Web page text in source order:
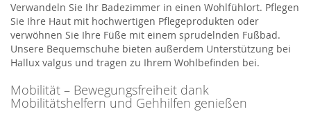
Verwandeln Sie Ihr Badezimmer in einen Wohlfühlort. Pflegen
Sie Ihre Haut mit hochwertigen Pflegeprodukten oder
verwöhnen Sie Ihre Füße mit einem sprudelnden Fußbad.
Unsere Bequemschuhe bieten außerdem Unterstützung bei
Hallux valgus und tragen zu Ihrem Wohlbefinden bei.
Mobilität – Bewegungsfreiheit dank
Mobilitätshelfern und Gehhilfen genießen